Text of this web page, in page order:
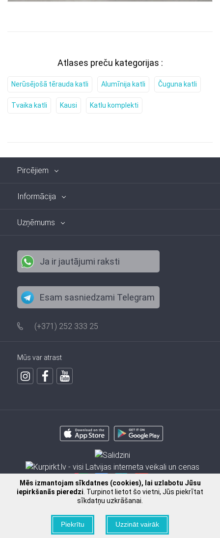
Mēs izmantojam sīkdatnes (cookies), lai uzlabotu Jūsu
iepirkšanās pieredzi . Turpinot lietot šo vietni, Jūs piekrītat
sīkdatņu uzkrāšanai.
Piekrītu Uzzināt vairāk
Ielikt grozā Pasūtīt pa telefonu
Atlases preču kategorijas :
Nerūsējošā tērauda katli Alumīnija katli Čuguna katli
Tvaika katli Kausi Katlu komplekti
Pircējiem
Informācija
Uzņēmums
Ja ir jautājumi raksti
Esam sasniedzami Telegram
(+371) 252 333 25
Mūs var atrast
2009 - 2026 © SIA FISSMAN